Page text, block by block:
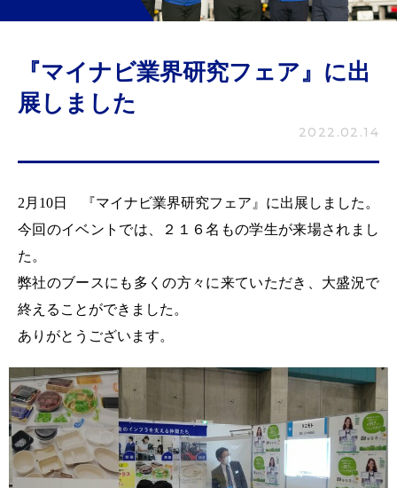
『マイナビ業界研究フェア』に出
展しました
2022.02.14
2月10日 『マイナビ業界研究フェア』に出展しました。
今回のイベントでは、２１６名もの学生が来場されまし
た。
弊社のブースにも多くの方々に来ていただき、大盛況で
終えることができました。
ありがとうございます。